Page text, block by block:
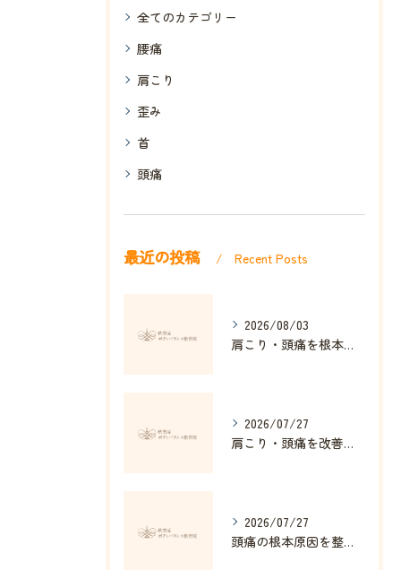
全てのカテゴリー
腰痛
肩こり
歪み
首
頭痛
最近の投稿 Recent Posts
2026/08/03
肩こり・頭痛を根本改善する整体の秘訣
2026/07/27
肩こり・頭痛を改善する姿勢矯正の効果とは
2026/07/27
頭痛の根本原因を整体で解消する方法